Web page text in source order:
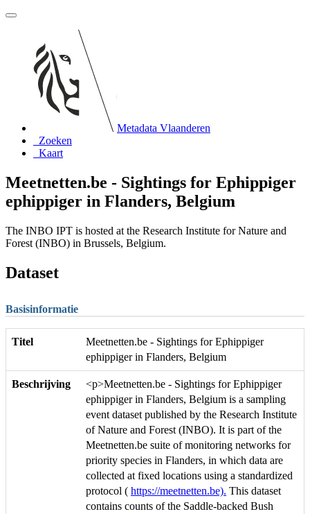
Metadata Vlaanderen
Zoeken
Kaart
Meetnetten.be - Sightings for Ephippiger
ephippiger in Flanders, Belgium
The INBO IPT is hosted at the Research Institute for Nature and
Forest (INBO) in Brussels, Belgium.
Dataset
Basisinformatie
Titel
Meetnetten.be - Sightings for Ephippiger
ephippiger in Flanders, Belgium
Beschrijving
<p>Meetnetten.be - Sightings for Ephippiger
ephippiger in Flanders, Belgium is a sampling
event dataset published by the Research Institute
of Nature and Forest (INBO). It is part of the
Meetnetten.be suite of monitoring networks for
priority species in Flanders, in which data are
collected at fixed locations using a standardized
protocol ( https://meetnetten.be). This dataset
contains counts of the Saddle-backed Bush